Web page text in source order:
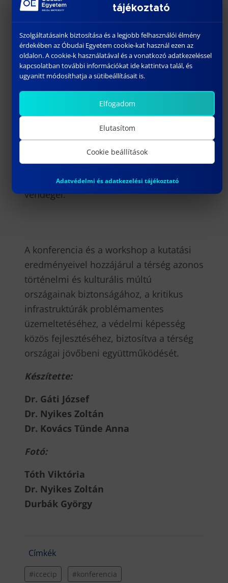
workshop-ot rendeztek. A résztvevő
külföldi egyetemekkel az együttműködés
lehetőségeiről tárgyaltak. A workshop
moderátora Dr. Leopold Kruszka volt
Lengyelországból. A Szabadkai Műszaki
Főiskola intézetigazgatója, Dr. Igor
Fürstner, a főiskola részvételével
megvalósuló erasmus + projektet mutatta
az együttműködés keretében. Ebéd után
pedig egy napsütéses városnézésen
vettek részt a konferencia érdeklődő
vendégei.
A konferencia és a workshop a kutatási
eredményeivel hozzájárul a térség azonos
történelmi és kulturális múltú
országainak biztonságához, a kritikus
infrastruktúrák problémamentes
üzemeltetéséhez, a védelmi képesség
közös fejlesztéséhez, biztosítva a térség
országai jövőbeni együttműködését.
Készítette:
Dr. Gáti József
Dr. Nyikes Zoltán
Dr. Kovács Tünde Anna
Fotó:
Tóth Viktória
Dr. Nyikes Zoltán
Durbák György
Címkék
#iccecip #konferencia
tájékoztató
Szolgáltatásaink biztosítása és a legjobb felhasználói élmény
érdekében az Óbudai Egyetem cookie-kat használ ezen az
oldalon. A cookie-k használatával és a vonatkozó adatkezeléssel
kapcsolatban további információkat ide kattintva talál, és
ugyanitt módosíthatja a sütibeállításait is.
Elfogadom
Elutasítom
Cookie beállítások
Adatvédelmi és adatkezelési tájékoztató